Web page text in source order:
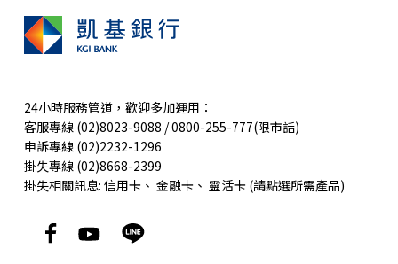
24小時服務管道，歡迎多加運用：
客服專線 (02)8023-9088 / 0800-255-777(限市話)
申訴專線 (02)2232-1296
掛失專線 (02)8668-2399
掛失相關訊息: 信用卡、 金融卡、 靈活卡(請點選所需產品)